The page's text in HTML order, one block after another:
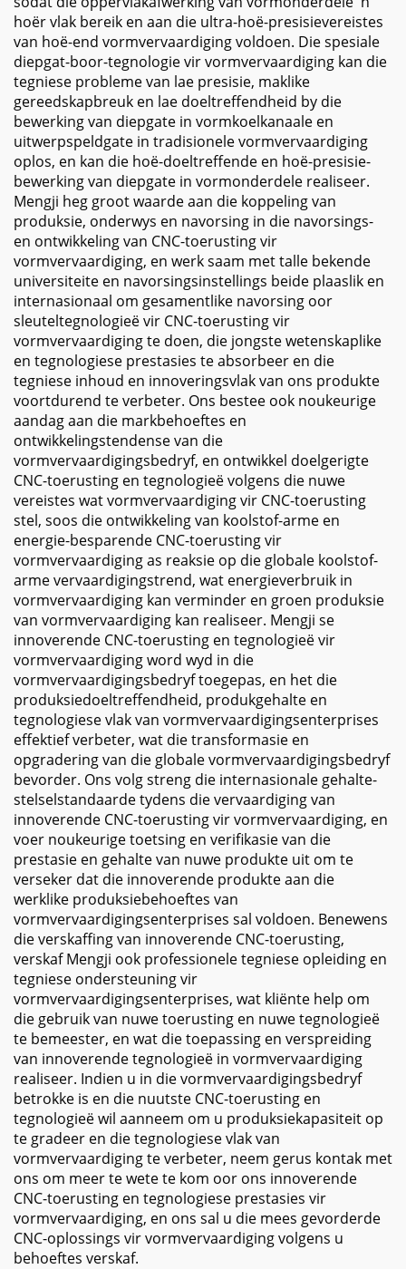
hoër vlak bereik en aan die ultra-hoë-presisievereistes
van hoë-end vormvervaardiging voldoen. Die spesiale
diepgat-boor-tegnologie vir vormvervaardiging kan die
tegniese probleme van lae presisie, maklike
gereedskapbreuk en lae doeltreffendheid by die
bewerking van diepgate in vormkoelkanaale en
uitwerpspeldgate in tradisionele vormvervaardiging
oplos, en kan die hoë-doeltreffende en hoë-presisie-
bewerking van diepgate in vormonderdele realiseer.
Mengji heg groot waarde aan die koppeling van
produksie, onderwys en navorsing in die navorsings-
en ontwikkeling van CNC-toerusting vir
vormvervaardiging, en werk saam met talle bekende
universiteite en navorsingsinstellings beide plaaslik en
internasionaal om gesamentlike navorsing oor
sleuteltegnologieë vir CNC-toerusting vir
vormvervaardiging te doen, die jongste wetenskaplike
en tegnologiese prestasies te absorbeer en die
tegniese inhoud en innoveringsvlak van ons produkte
voortdurend te verbeter. Ons bestee ook noukeurige
aandag aan die markbehoeftes en
ontwikkelingstendense van die
vormvervaardigingsbedryf, en ontwikkel doelgerigte
CNC-toerusting en tegnologieë volgens die nuwe
vereistes wat vormvervaardiging vir CNC-toerusting
stel, soos die ontwikkeling van koolstof-arme en
energie-besparende CNC-toerusting vir
vormvervaardiging as reaksie op die globale koolstof-
arme vervaardigingstrend, wat energieverbruik in
vormvervaardiging kan verminder en groen produksie
van vormvervaardiging kan realiseer. Mengji se
innoverende CNC-toerusting en tegnologieë vir
vormvervaardiging word wyd in die
vormvervaardigingsbedryf toegepas, en het die
produksiedoeltreffendheid, produkgehalte en
tegnologiese vlak van vormvervaardigingsenterprises
effektief verbeter, wat die transformasie en
opgradering van die globale vormvervaardigingsbedryf
bevorder. Ons volg streng die internasionale gehalte-
stelselstandaarde tydens die vervaardiging van
innoverende CNC-toerusting vir vormvervaardiging, en
voer noukeurige toetsing en verifikasie van die
prestasie en gehalte van nuwe produkte uit om te
verseker dat die innoverende produkte aan die
werklike produksiebehoeftes van
vormvervaardigingsenterprises sal voldoen. Benewens
die verskaffing van innoverende CNC-toerusting,
verskaf Mengji ook professionele tegniese opleiding en
tegniese ondersteuning vir
vormvervaardigingsenterprises, wat kliënte help om
die gebruik van nuwe toerusting en nuwe tegnologieë
te bemeester, en wat die toepassing en verspreiding
van innoverende tegnologieë in vormvervaardiging
realiseer. Indien u in die vormvervaardigingsbedryf
betrokke is en die nuutste CNC-toerusting en
tegnologieë wil aanneem om u produksiekapasiteit op
te gradeer en die tegnologiese vlak van
vormvervaardiging te verbeter, neem gerus kontak met
ons om meer te wete te kom oor ons innoverende
CNC-toerusting en tegnologiese prestasies vir
vormvervaardiging, en ons sal u die mees gevorderde
CNC-oplossings vir vormvervaardiging volgens u
behoeftes verskaf.